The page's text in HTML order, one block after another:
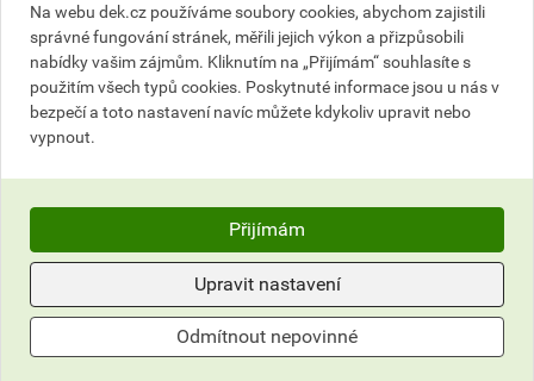
Do košíku
472,70 Kč celkem s DPH
Do košíku
1 204,51 Kč celkem s DPH
Na webu dek.cz používáme soubory cookies, abychom zajistili
správné fungování stránek, měřili jejich výkon a přizpůsobili
nabídky vašim zájmům. Kliknutím na „Přijímám“ souhlasíte s
použitím všech typů cookies. Poskytnuté informace jsou u nás v
bezpečí a toto nastavení navíc můžete kdykoliv upravit nebo
vypnout.
Přijímám
Upravit nastavení
Odmítnout nepovinné